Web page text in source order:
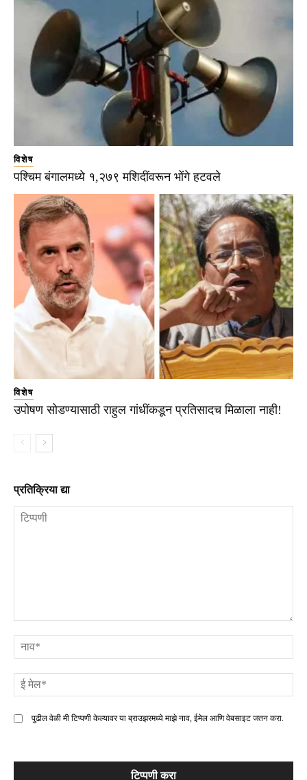
विशेष
पश्चिम बंगालमध्ये १,२७९ मशिदींवरून भोंगे हटवले
विशेष
उपोषण सोडण्यासाठी राहुल गांधींकडून प्रतिसादच मिळाला नाही!
प्रतिक्रिया द्या
पुढील वेळी मी टिप्पणी केल्यावर या ब्राउझरमध्ये माझे नाव, ईमेल आणि वेबसाइट जतन करा.